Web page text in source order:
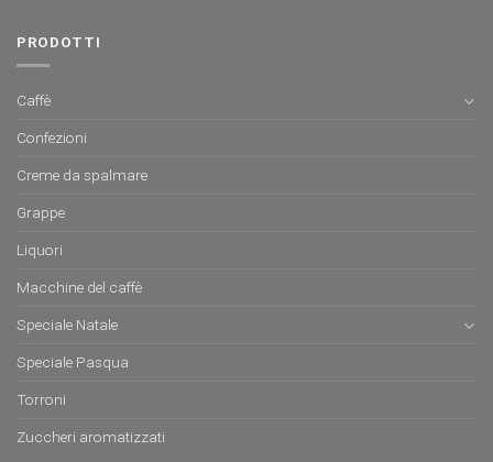
PRODOTTI
Caffè
Confezioni
Creme da spalmare
Grappe
Liquori
Macchine del caffè
Speciale Natale
Speciale Pasqua
Torroni
Zuccheri aromatizzati